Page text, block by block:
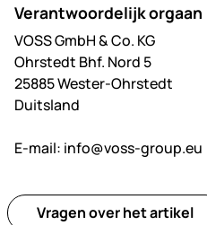
Verantwoordelijk orgaan
VOSS GmbH & Co. KG
Ohrstedt Bhf. Nord 5
25885 Wester-Ohrstedt
Duitsland
E-mail: info@voss-group.eu
Vragen over het artikel